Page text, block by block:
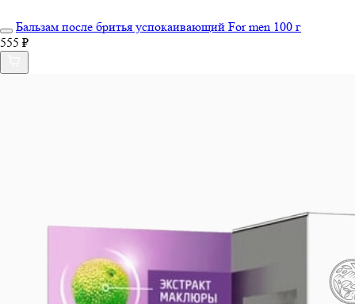
Бальзам после бритья успокаивающий For men 100 г
555 ₽